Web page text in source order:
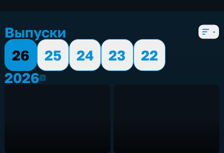
Выпуски
26
25 24 23
22
20262026